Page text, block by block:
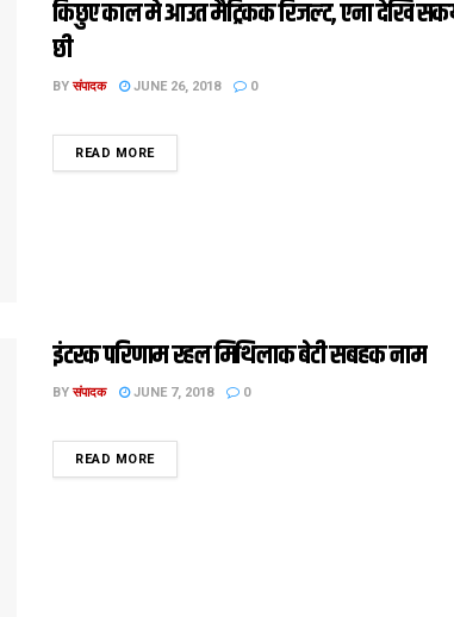
किछुए काल मे आउत मैट्रिकक रिजल्‍ट, एना देखि
छी
BY संपादक JUNE 26, 2018 0
READ MOREDETAILS
इंटरक परिणाम रहल मिथिलाक बेटी सबहक नाम
BY संपादक JUNE 7, 2018 0
READ MOREDETAILS